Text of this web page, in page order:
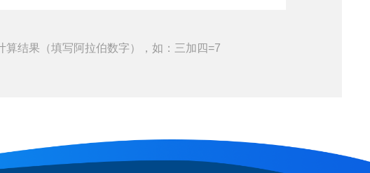
算结果（填写阿拉伯数字），如：三加四=7